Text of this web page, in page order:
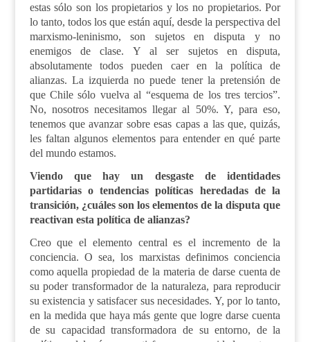
estas sólo son los propietarios y los no propietarios. Por
lo tanto, todos los que están aquí, desde la perspectiva del
marxismo-leninismo, son sujetos en disputa y no
enemigos de clase. Y al ser sujetos en disputa,
absolutamente todos pueden caer en la política de
alianzas. La izquierda no puede tener la pretensión de
que Chile sólo vuelva al “esquema de los tres tercios”.
No, nosotros necesitamos llegar al 50%. Y, para eso,
tenemos que avanzar sobre esas capas a las que, quizás,
les faltan algunos elementos para entender en qué parte
del mundo estamos.
Viendo que hay un desgaste de identidades
partidarias o tendencias políticas heredadas de la
transición, ¿cuáles son los elementos de la disputa que
reactivan esta política de alianzas?
Creo que el elemento central es el incremento de la
conciencia. O sea, los marxistas definimos conciencia
como aquella propiedad de la materia de darse cuenta de
su poder transformador de la naturaleza, para reproducir
su existencia y satisfacer sus necesidades. Y, por lo tanto,
en la medida que haya más gente que logre darse cuenta
de su capacidad transformadora de su entorno, de la